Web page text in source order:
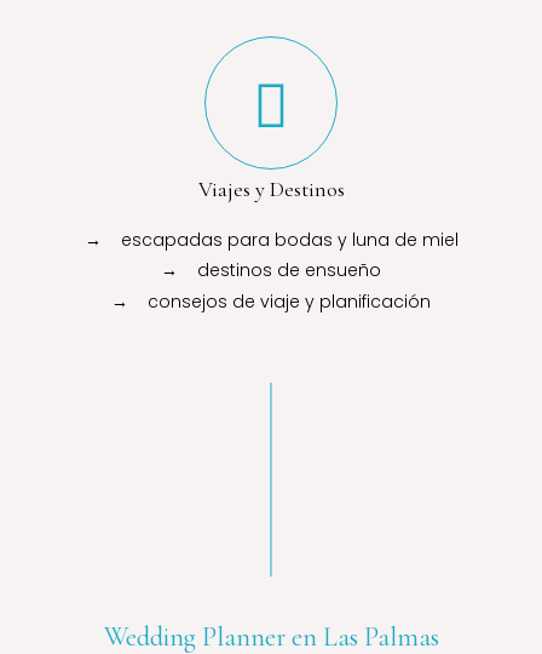
Viajes y Destinos
→ escapadas para bodas y luna de miel
→ destinos de ensueño
→ consejos de viaje y planificación
Wedding Planner en Las Palmas